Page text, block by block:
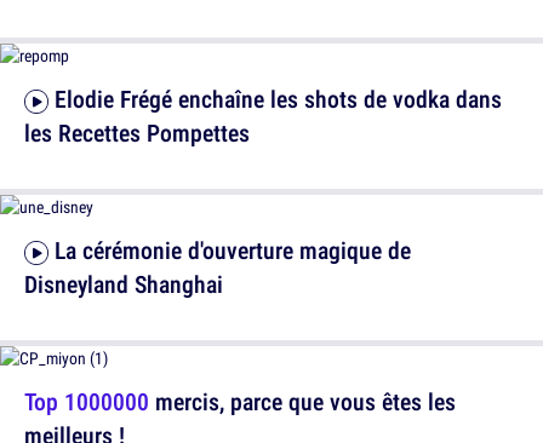
Disneyland Shanghai
les Recettes Pompettes
Top 1000000 mercis, parce que vous êtes les
meilleurs !